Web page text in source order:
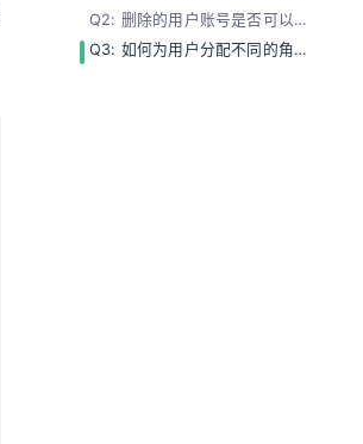
Q2: 删除的用户账号是否可以恢复？
Q3: 如何为用户分配不同的角色权限？